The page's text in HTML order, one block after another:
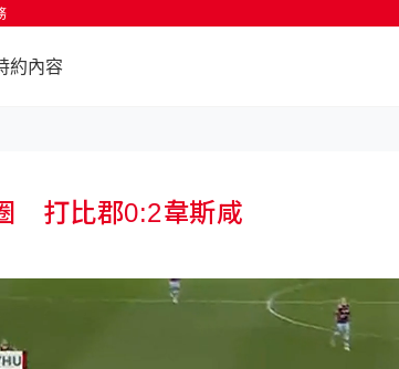
約內容
打比郡0:2韋斯咸